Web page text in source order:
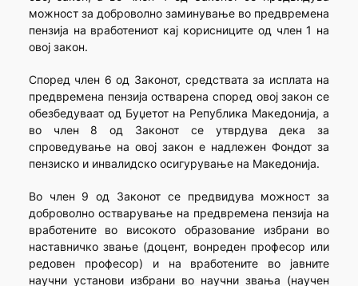
можност за доброволно заминување во предвремена
пензија на вработениот кај корисниците од член 1 на
овој закон.
Според член 6 од Законот, средствата за исплата на
предвремена пензија остварена според овој закон се
обезбедуваат од Буџетот на Република Македонија, а
во член 8 од Законот се утврдува дека за
спроведување на овој закон е надлежен Фондот за
пензиско и инвалидско осигурување на Македонија.
Во член 9 од Законот се предвидува можност за
доброволно остварување на предвремена пензија на
вработените во високото образование избрани во
наставничко звање (доцент, вонреден професор или
редовен професор) и на вработените во јавните
научни установи избрани во научни звања (научен